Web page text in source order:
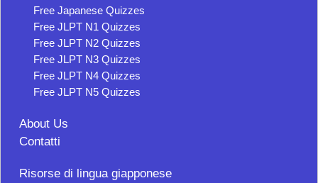
Free Japanese Quizzes
Free JLPT N1 Quizzes
Free JLPT N2 Quizzes
Free JLPT N3 Quizzes
Free JLPT N4 Quizzes
Free JLPT N5 Quizzes
About Us
Contatti
Risorse di lingua giapponese